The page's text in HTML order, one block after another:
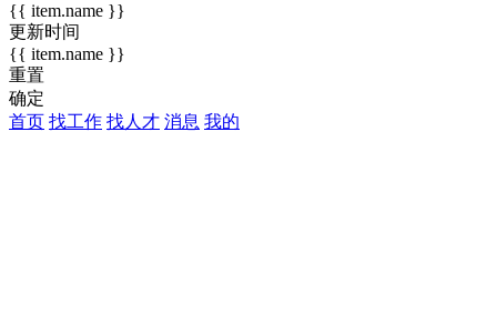
{{ item.name }}
更新时间
{{ item.name }}
重置
确定
首页 找工作 找人才 消息 我的